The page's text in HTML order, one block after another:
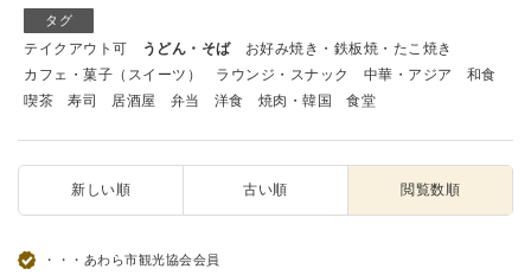
タグ
テイクアウト可 うどん・そば
お好み焼き・鉄板焼・たこ焼き
カフェ・菓子（スイーツ）
ラウンジ・スナック 中華・アジア
和食
喫茶
寿司 居酒屋 弁当 洋食 焼肉・韓国 食堂
新しい順 古い順 閲覧数順
・・・あわら市観光協会会員